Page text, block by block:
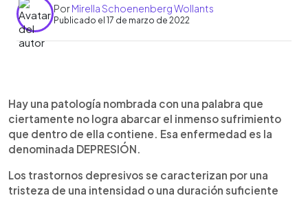
PorMirella Schoenenberg Wollants
Publicado el 17 de marzo de 2022
Escuchar artículo
Hay una patología nombrada con una palabra que
ciertamente no logra abarcar el inmenso sufrimiento
que dentro de ella contiene. Esa enfermedad es la
denominada DEPRESIÓN.
Los trastornos depresivos se caracterizan por una
tristeza de una intensidad o una duración suficiente